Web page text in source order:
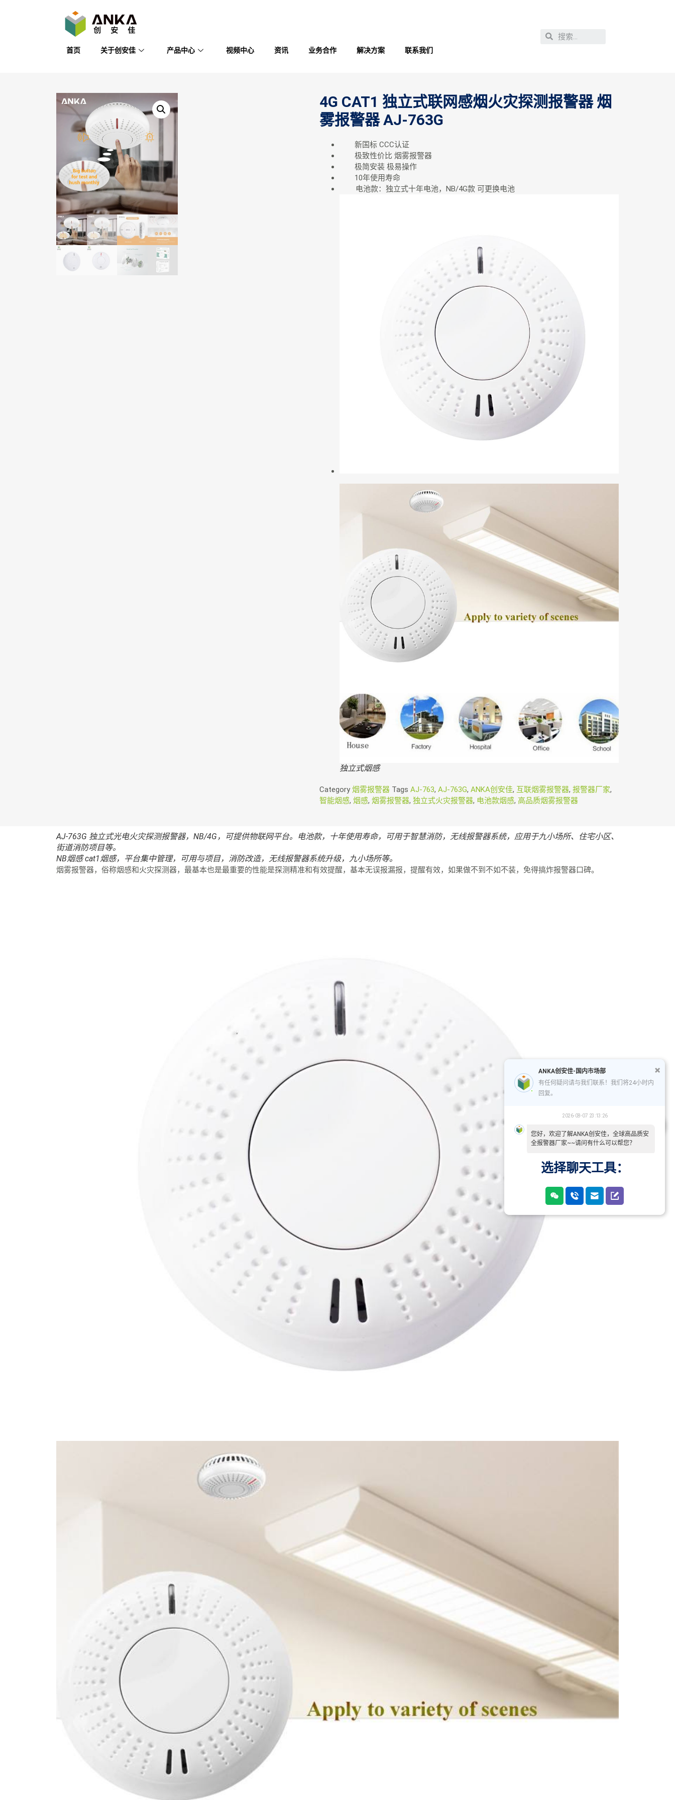
首页 关于创安佳 产品中心 视频中心 资讯 业务合作 解决方案 联系我们
4G CAT1 独立式联网感烟火灾探测报警器 烟
雾报警器 AJ-763G
新国标 CCC认证
极致性价比 烟雾报警器
极简安装 极易操作
10年使用寿命
电池款：独立式十年电池，NB/4G款 可更换电池
独立式烟感
Category 烟雾报警器 Tags AJ-763,AJ-763G,ANKA创安佳, 互联烟雾报警器,报警器厂家,
智能烟感,烟感,烟雾报警器,独立式火灾报警器, 电池款烟感,高品质烟雾报警器
AJ-763G 独立式光电火灾探测报警器，NB/4G，可提供物联网平台。电池款，十年使用寿命，可用于智慧消防，无线报警器系统，应用于九小场所、住宅小区、
街道消防项目等。
NB烟感 cat1烟感，平台集中管理，可用与项目，消防改造，无线报警器系统升级，九小场所等。
烟雾报警器，俗称烟感和火灾探测器，最基本也是最重要的性能是探测精准和有效提醒，基本无误报漏报，提醒有效，如果做不到不如不装，免得搞炸报警器口碑。
ANKA创安佳-国内市场部
有任何疑问请与我们联系！我们将24小时内
回复。
2026-08-07 23:13:26
您好，欢迎了解ANKA创安佳，全球高品质安
全报警器厂家~~请问有什么可以帮您？
选择聊天工具：